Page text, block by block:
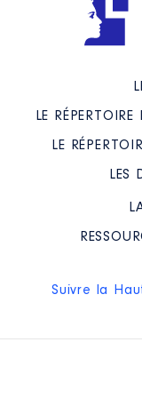
LE
LE
LES
Suivre la